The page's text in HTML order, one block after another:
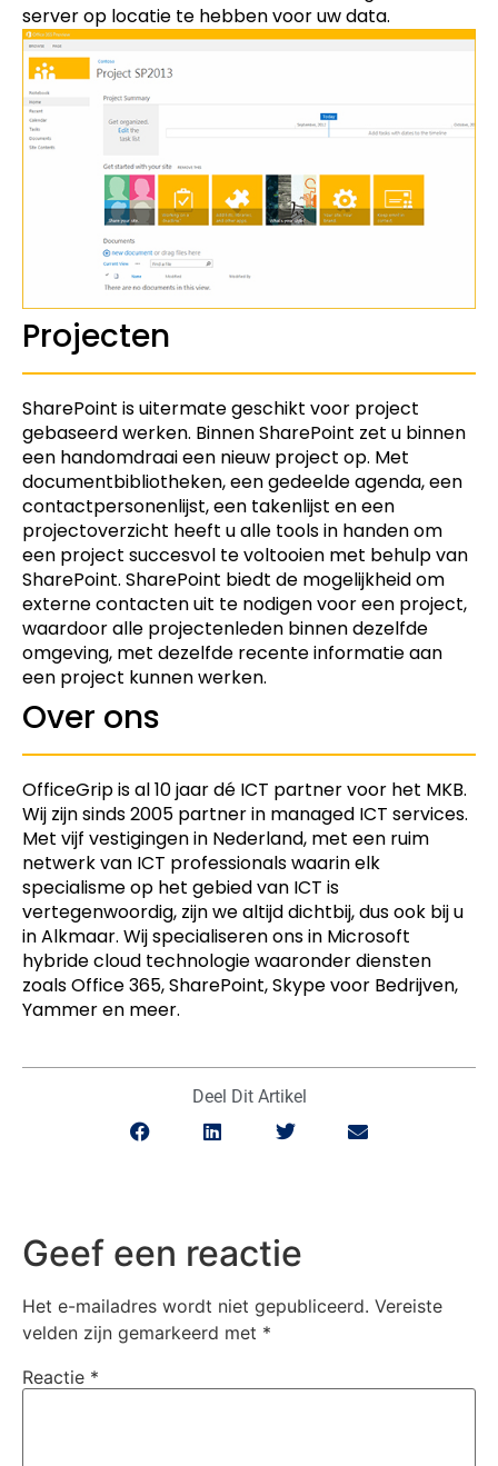
server op locatie te hebben voor uw data.
Projecten
SharePoint is uitermate geschikt voor project
gebaseerd werken. Binnen SharePoint zet u binnen
een handomdraai een nieuw project op. Met
documentbibliotheken, een gedeelde agenda, een
contactpersonenlijst, een takenlijst en een
projectoverzicht heeft u alle tools in handen om
een project succesvol te voltooien met behulp van
SharePoint. SharePoint biedt de mogelijkheid om
externe contacten uit te nodigen voor een project,
waardoor alle projectenleden binnen dezelfde
omgeving, met dezelfde recente informatie aan
een project kunnen werken.
Over ons
OfficeGrip is al 10 jaar dé ICT partner voor het MKB.
Wij zijn sinds 2005 partner in managed ICT services.
Met vijf vestigingen in Nederland, met een ruim
netwerk van ICT professionals waarin elk
specialisme op het gebied van ICT is
vertegenwoordig, zijn we altijd dichtbij, dus ook bij u
in Alkmaar. Wij specialiseren ons in Microsoft
hybride cloud technologie waaronder diensten
zoals Office 365, SharePoint, Skype voor Bedrijven,
Yammer en meer.
Deel Dit Artikel
Geef een reactie
Het e-mailadres wordt niet gepubliceerd. Vereiste
velden zijn gemarkeerd met *
Reactie *